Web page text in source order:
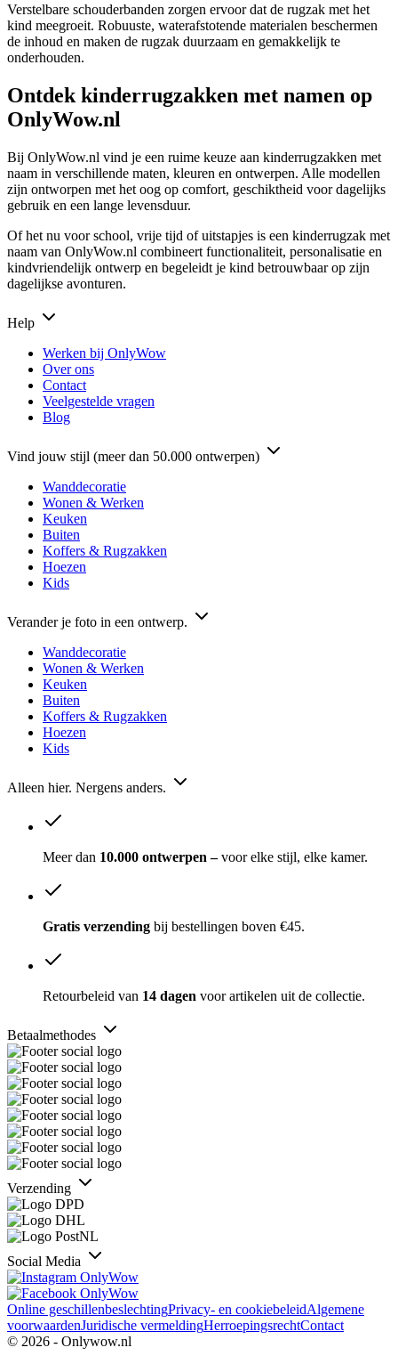
Verstelbare schouderbanden zorgen ervoor dat de rugzak met het
kind meegroeit. Robuuste, waterafstotende materialen beschermen
de inhoud en maken de rugzak duurzaam en gemakkelijk te
onderhouden.
Ontdek kinderrugzakken met namen op
OnlyWow.nl
Bij OnlyWow.nl vind je een ruime keuze aan kinderrugzakken met
naam in verschillende maten, kleuren en ontwerpen. Alle modellen
zijn ontworpen met het oog op comfort, geschiktheid voor dagelijks
gebruik en een lange levensduur.
Of het nu voor school, vrije tijd of uitstapjes is een kinderrugzak met
naam van OnlyWow.nl combineert functionaliteit, personalisatie en
kindvriendelijk ontwerp en begeleidt je kind betrouwbaar op zijn
dagelijkse avonturen.
Help
Werken bij OnlyWow
Over ons
Contact
Veelgestelde vragen
Blog
Vind jouw stijl (meer dan 50.000 ontwerpen)
Wanddecoratie
Wonen & Werken
Keuken
Buiten
Koffers & Rugzakken
Hoezen
Kids
Verander je foto in een ontwerp.
Wanddecoratie
Wonen & Werken
Keuken
Buiten
Koffers & Rugzakken
Hoezen
Kids
Alleen hier. Nergens anders.
Meer dan 10.000 ontwerpen –voor elke stijl, elke kamer.
Gratis verzending bij bestellingen boven €45.
Retourbeleid van 14 dagen voor artikelen uit de collectie.
Betaalmethodes
Verzending
Social Media
Online geschillenbeslechtingPrivacy- en cookiebeleidAlgemene
voorwaardenJuridische vermeldingHerroepingsrechtContact
© 2026 - Onlywow.nl